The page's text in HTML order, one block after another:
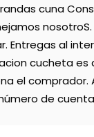
cuna
Entregas al
cucheta es
el
de